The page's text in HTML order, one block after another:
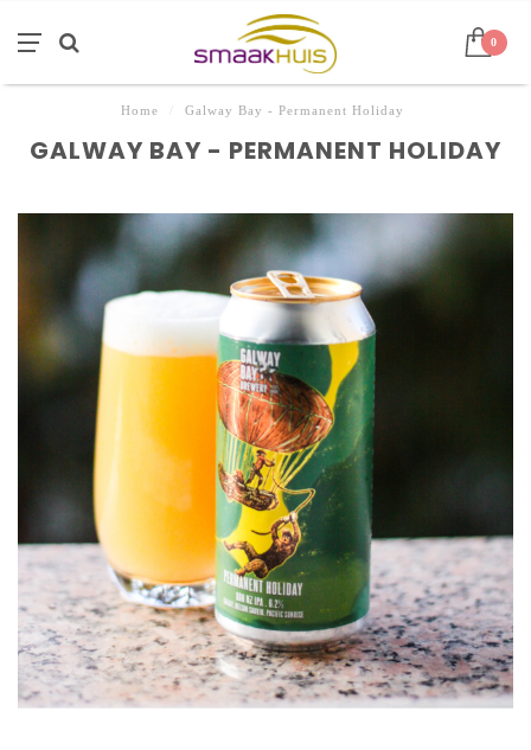
0
Home Galway Bay - Permanent Holiday
GALWAY BAY - PERMANENT HOLIDAY